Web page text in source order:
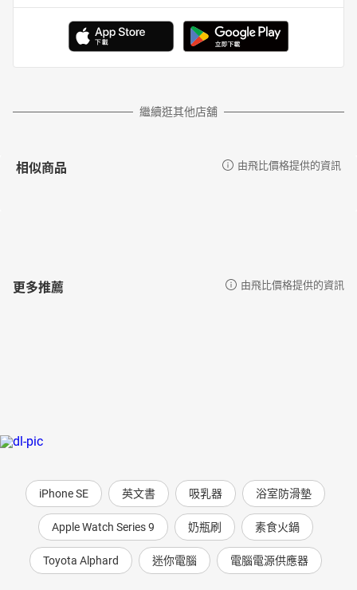
繼續逛其他店舖
相似商品 由飛比價格提供的資訊
更多推薦 由飛比價格提供的資訊
iPhone SE 英文書 吸乳器 浴室防滑墊
Apple Watch Series 9 奶瓶刷 素食火鍋
Toyota Alphard 迷你電腦 電腦電源供應器